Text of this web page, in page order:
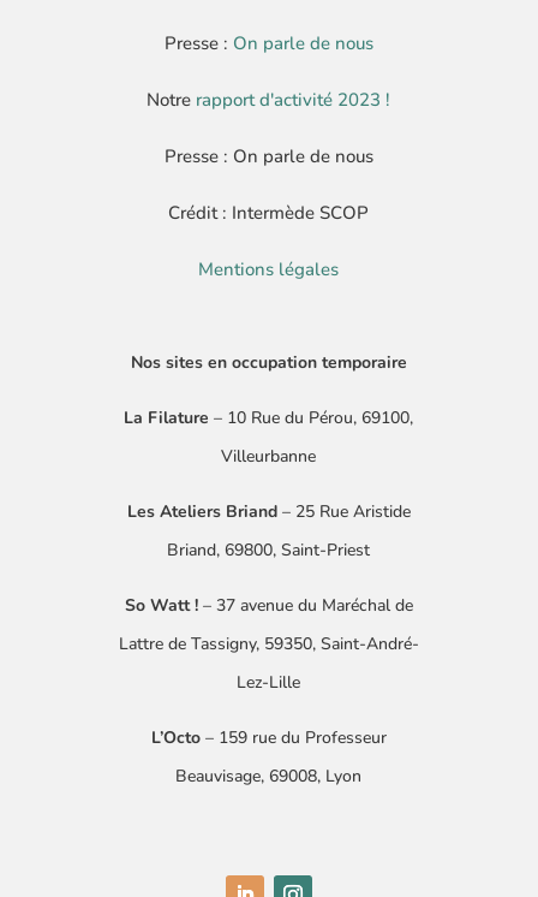
Presse : On parle de nous
Notre rapport d'activité 2023 !
Presse : On parle de nous
Crédit : Intermède SCOP
Mentions légales
Nos sites en occupation temporaire
La Filature – 10 Rue du Pérou, 69100,
Villeurbanne
Les Ateliers Briand– 25 Rue Aristide
Briand, 69800, Saint-Priest
So Watt !– 37 avenue du Maréchal de
Lattre de Tassigny​, 59350, Saint-André-
Lez-Lille
L’Octo– 159 rue du Professeur
Beauvisage, 69008, Lyon